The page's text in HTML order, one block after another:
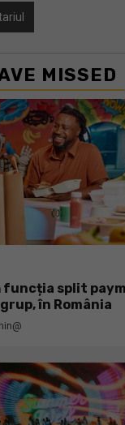
MISSED
funcția split
în România